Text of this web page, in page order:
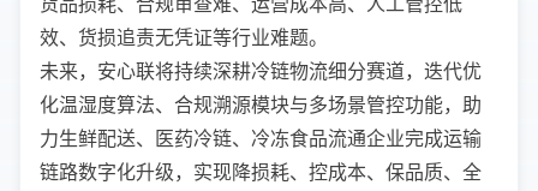
效、货损追责无凭证等行业难题。
未来，安心联将持续深耕冷链物流细分赛道，迭代优
化温湿度算法、合规溯源模块与多场景管控功能，助
力生鲜配送、医药冷链、冷冻食品流通企业完成运输
链路数字化升级，实现降损耗、控成本、保品质、全